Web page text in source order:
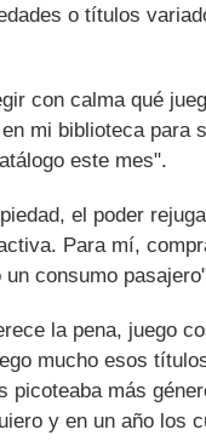
o títulos
con calma qué
mi biblioteca para
este mes".
el poder
Para mí,
consumo
la pena, juego
mucho esos
picoteaba más
y en un año los